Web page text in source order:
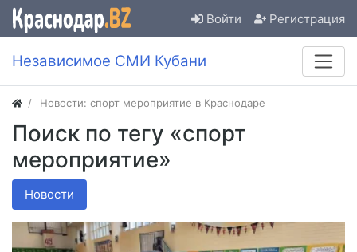
Войти Регистрация
Независимое СМИ Кубани
Новости: спорт мероприятие в Краснодаре
Поиск по тегу «спорт
мероприятие»
Новости